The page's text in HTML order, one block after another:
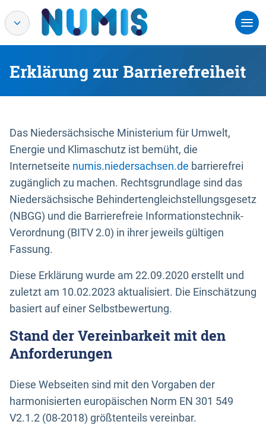
Erklärung zur Barrierefreiheit
Das Niedersächsische Ministerium für Umwelt,
Energie und Klimaschutz ist bemüht, die
Internetseite numis.niedersachsen.de barrierefrei
zugänglich zu machen. Rechtsgrundlage sind das
Niedersächsische Behindertengleichstellungsgesetz
(NBGG) und die Barrierefreie Informationstechnik-
Verordnung (BITV 2.0) in ihrer jeweils gültigen
Fassung.
Diese Erklärung wurde am 22.09.2020 erstellt und
zuletzt am 10.02.2023 aktualisiert. Die Einschätzung
basiert auf einer Selbstbewertung.
Stand der Vereinbarkeit mit den
Anforderungen
Diese Webseiten sind mit den Vorgaben der
harmonisierten europäischen Norm EN 301 549
V2.1.2 (08-2018) größtenteils vereinbar.